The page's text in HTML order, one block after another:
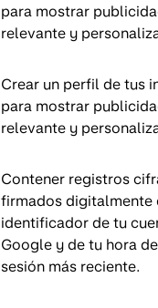
para mostrar
relevante y
Crear un perfil de tus
para mostrar
relevante y
Contener registros
firmados digitalmente
identificador de tu
Google y de tu hora
sesión más reciente.